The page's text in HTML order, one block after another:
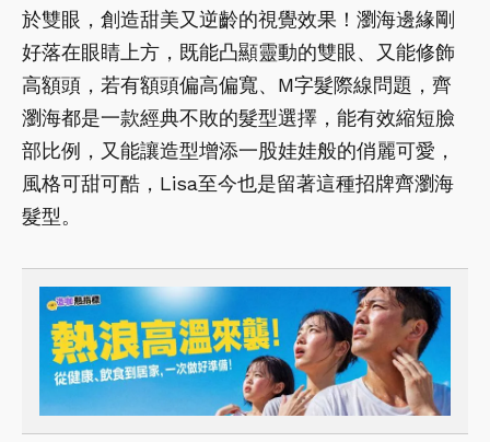
於雙眼，創造甜美又逆齡的視覺效果！瀏海邊緣剛
好落在眼睛上方，既能凸顯靈動的雙眼、又能修飾
高額頭，若有額頭偏高偏寬、M字髮際線問題，齊
瀏海都是一款經典不敗的髮型選擇，能有效縮短臉
部比例，又能讓造型增添一股娃娃般的俏麗可愛，
風格可甜可酷，Lisa至今也是留著這種招牌齊瀏海
髮型。